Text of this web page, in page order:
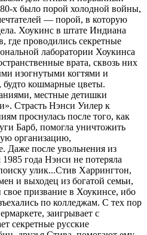
х было порой холодной войны,
— порой, в которую
Хоукинс в штате Индиана
где проводились секретные
лаборатории Хоукинса
врата, сквозь них
изогнутыми когтями и
будто кошмарные цветы.
местные детишки
Страсть Нэнси Уилер к
проснулась после того, как
Барб, помогла уничтожить
организацию,
Даже после увольнения из
года Нэнси не потеряла
улик...Стив Харрингтон,
и выходец из богатой семьи,
свое призвание в Хоукинсе, ибо
по колледжам. С тех пор
заигрывает с
секретные русские